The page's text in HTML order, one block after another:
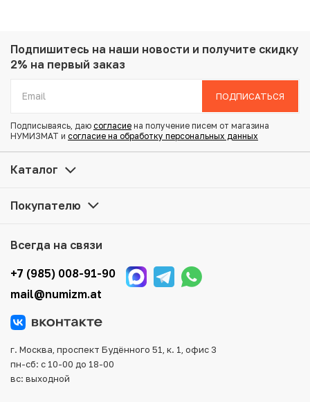
Проба: 800
Вес: 2.7 г
Тираж: 7.758.000
Купить 10 центов 1901 года Гонконг по привлекательной
цене можно в нашем интернет-магазине — Вам
нашем складе.
того, возможен самовывоз товара из офиса магазина.
Для вашего удобства представлены несколько способов
оплаты и доставки заказа. Все отправления надежно и
тщательно упаковываются, что исключает возможность
Подпишитесь на наши новости и получите скидку
2% на первый заказ
ПОДПИСАТЬСЯ
Подписываясь, даю согласие на получение писем от магазина
НУМИЗМАТ и согласие на обработку персональных данных
Каталог
Покупателю
Всегда на связи
+7 (985) 008-91-90
mail@numizm.at
г. Москва, проспект Будённого 51, к. 1, офис 3
пн-сб: с 10-00 до 18-00
вс: выходной